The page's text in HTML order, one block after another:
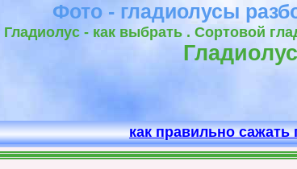
Фото - гладиолусы
Гладиолус - как выбрать . Сортовой
как правильно сажать